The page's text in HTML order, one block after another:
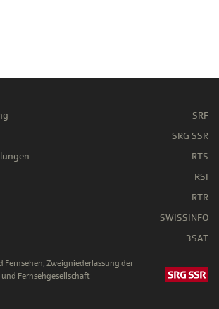
SRF
SRG SSR
RTS
RSI
RTR
SWISSINFO
3SAT
Fernsehen, Zweigniederlassung der
Fernsehgesellschaft